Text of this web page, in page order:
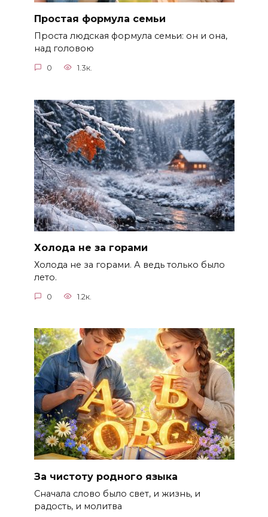
Простая формула семьи
Проста людская формула семьи: он и она,
над головою
0 1.3к.
Холода не за горами
Холода не за горами. А ведь только было
лето.
0 1.2к.
За чистоту родного языка
Сначала слово было свет, и жизнь, и
радость, и молитва